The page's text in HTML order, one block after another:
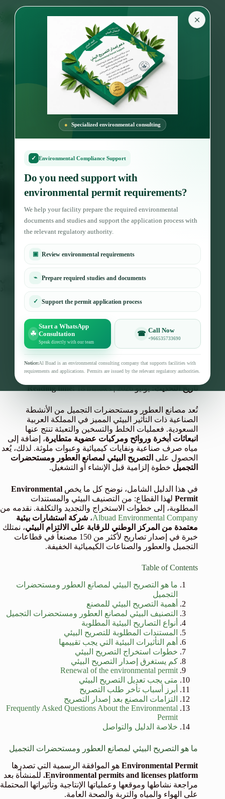
×
Specialized environmental consulting
✓ Environmental Compliance Support
Do you need support with
environmental permit requirements?
We help your facility prepare the required environmental
documents and studies and support the application process with
the relevant regulatory authority.
▣ Review environmental requirements
⌁ Prepare required studies and documents
✓ Support the permit application process
☘
Start a WhatsApp
Consultation
Speak directly with our team
☎ Call Now
+966535733690
Notice:Al Buad is an environmental consulting company that supports facilities with
requirements and applications. Permits are issued by the relevant regulatory authorities.
التصريح البيئي لمصانع العطور ومستحضرات التجميل في
السعودية 2026: الدليل الشامل للاعتماد
Consulting
13 June، 2026
Environmental Awareness
الكاتب: مستشار بيئي معتمد – شركة البعد البيئي
Experience: سنوات في إصدار التصاريح البيئية للقطاع
تُعد مصانع العطور ومستحضرات التجميل من الأنشطة
الصناعية ذات التأثير البيئي المميز في المملكة العربية
السعودية. فعمليات الخلط والتسخين والتعبئة تنتج عنها
انبعاثات أبخرة وروائح ومركبات عضوية متطايرة، إضافة إلى
مياه صرف صناعية ونفايات كيميائية وعبوات ملوثة. لذلك، يُعد
الحصول على التصريح البيئي لمصانع العطور ومستحضرات
التجميل خطوة إلزامية قبل الإنشاء أو التشغيل.
في هذا الدليل الشامل، نوضح كل ما يخص Environmental
Permitلهذا القطاع: من التصنيف البيئي والمستندات
المطلوبة، إلى خطوات الاستخراج والتجديد والتكلفة. نقدمه من
Albuad Environmental Company، شركة استشارات بيئية
معتمدة من المركز الوطني للرقابة على الالتزام البيئي، نمتلك
خبرة في إصدار تصاريح لأكثر من 150 مصنعاً في قطاعات
التجميل والعطور والصناعات الكيميائية الخفيفة.
Table of Contents
ما هو التصريح البيئي لمصانع العطور ومستحضرات
التجميل
أهمية التصريح البيئي للمصنع
التصنيف البيئي لمصانع العطور ومستحضرات التجميل
أنواع التصاريح البيئية المطلوبة
المستندات المطلوبة للتصريح البيئي
أهم التأثيرات البيئية التي يجب تقييمها
خطوات استخراج التصريح البيئي
كم يستغرق إصدار التصريح البيئي
Renewal of the environmental permit
متى يجب تعديل التصريح البيئي
أبرز أسباب تأخر طلب التصريح
التزامات المصنع بعد إصدار التصريح
Frequently Asked Questions About the Environmental
Permit
خلاصة الدليل والتواصل
ما هو التصريح البيئي لمصانع العطور ومستحضرات التجميل
Environmental Permitهو الموافقة الرسمية التي تصدرها
Environmental permits and licenses platform. للمنشأة بعد
مراجعة نشاطها وموقعها وعملياتها الإنتاجية وتأثيراتها المحتملة
على الهواء والمياه والتربة والصحة العامة.